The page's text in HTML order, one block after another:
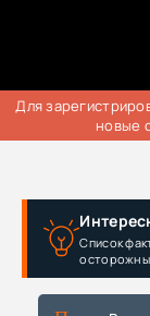
Для
новые
Список
осторожны.